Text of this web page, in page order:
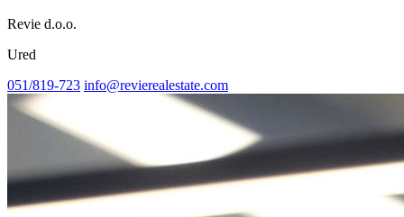
Revie d.o.o.
Ured
051/819-723 info@revierealestate.com